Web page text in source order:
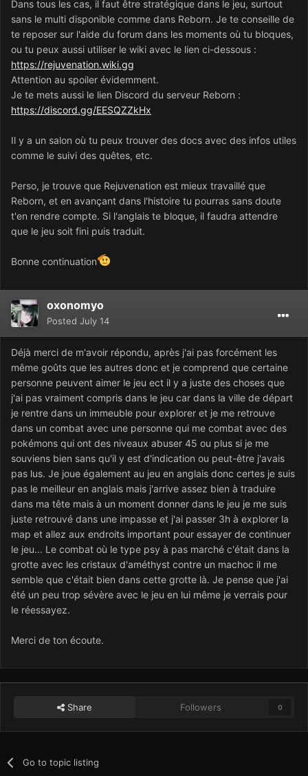
Dans tous les cas, il faut être stratégique dans le jeu, surtout
sans le multi disponible comme dans Reborn. Je te conseille de
te reposer sur l'aide du forum dans les moments où tu bloques,
ou tu peux aussi utiliser le wiki avec le lien ci-dessous :
https://rejuvenation.wiki.gg
Attention au spoiler évidemment.
Je te mets aussi le lien Discord du serveur Reborn :
https://discord.gg/EESQZZkHx
Il y a un salon où tu peux trouver des docs avec des infos utiles
comme le suivi des quêtes, etc.
Perso, je trouve que Rejuvenation est mieux travaillé que
Reborn, et en avançant dans l'histoire tu pourras sans doute
t'en rendre compte. Si l'anglais te bloque, il faudra attendre
que le jeu soit fini puis traduit.
Bonne continuation
oxonomyo
Posted July 14
Déjà merci de m'avoir répondu, après j'ai pas forcément les
même goûts que les autres donc et je comprend que certaine
personne peuvent aimer le jeu ect il y a juste des choses que
j'ai pas vraiment compris dans le jeu car dans la ville de départ
je rentre dans un immeuble pour explorer et je me retrouve
dans un combat avec une personne qui me combat avec des
pokémons qui ont des niveaux abuser 45 ou plus si je me
souviens bien sans qu'il y est d'indication ou peut-être j'avais
pas lus. Je joue également au jeu en anglais donc certes je suis
pas le meilleur en anglais mais j'arrive assez bien à traduire
dans ma tête mais à un moment donner dans le jeu je me suis
juste retrouvé dans une impasse et j'ai passer 3h à explorer la
map et allez aux endroits important pour essayer de continuer
le jeu... Le combat où le type psy à pas marché c'était dans la
grotte avec les cristaux d'améthyst contre un machoc il me
semble que c'était bien dans cette grotte là. Je pense que j'ai
été un peu trop sévère avec le jeu en lui même je verrais pour
le réessayez.
Merci de ton écoute.
Share Followers 0
Go to topic listing